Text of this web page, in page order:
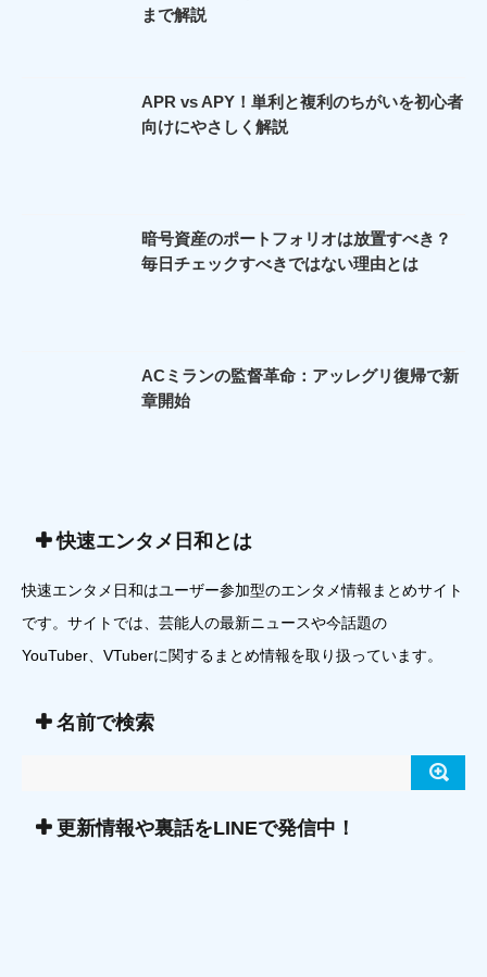
まで解説
APR vs APY！単利と複利のちがいを初心者
向けにやさしく解説
暗号資産のポートフォリオは放置すべき？
毎日チェックすべきではない理由とは
ACミランの監督革命：アッレグリ復帰で新
章開始
快速エンタメ日和とは
快速エンタメ日和はユーザー参加型のエンタメ情報まとめサイト
です。サイトでは、芸能人の最新ニュースや今話題の
YouTuber、VTuberに関するまとめ情報を取り扱っています。
名前で検索
更新情報や裏話をLINEで発信中！